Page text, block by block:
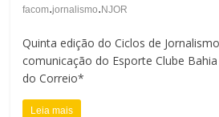
facom.jornalismo.NJOR
Quinta edição do Ciclos de
comunicação do Esporte Clube
do Correio*
Leia mais